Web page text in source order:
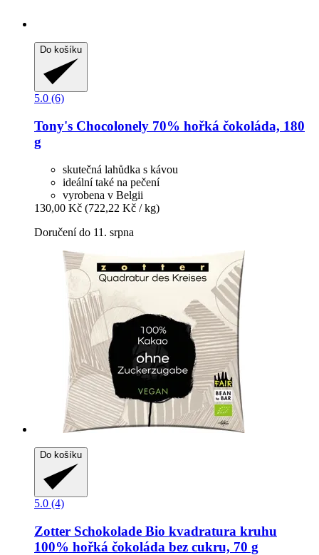
Do košíku
5.0 (6)
Tony's Chocolonely 70% hořká čokoláda, 180
g
skutečná lahůdka s kávou
ideální také na pečení
vyrobena v Belgii
130,00 Kč (722,22 Kč / kg)
Doručení do 11. srpna
Do košíku
5.0 (4)
Zotter Schokolade Bio kvadratura kruhu
100% hořká čokoláda bez cukru, 70 g